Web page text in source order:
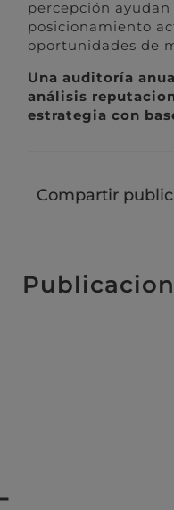
percepción
posicionamiento
oportunidades de
Una auditoría
análisis
estrategia con
Compartir